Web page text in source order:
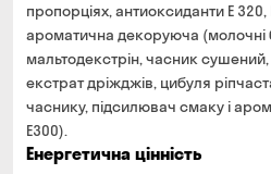
пропорціях, антиоксиданти Е
ароматична декоруюча (молочні
мальтодекстрін, часник
екстрат дріжджів, цибуля
часнику, підсилювач смаку і
Е300).
Енергетична цінність